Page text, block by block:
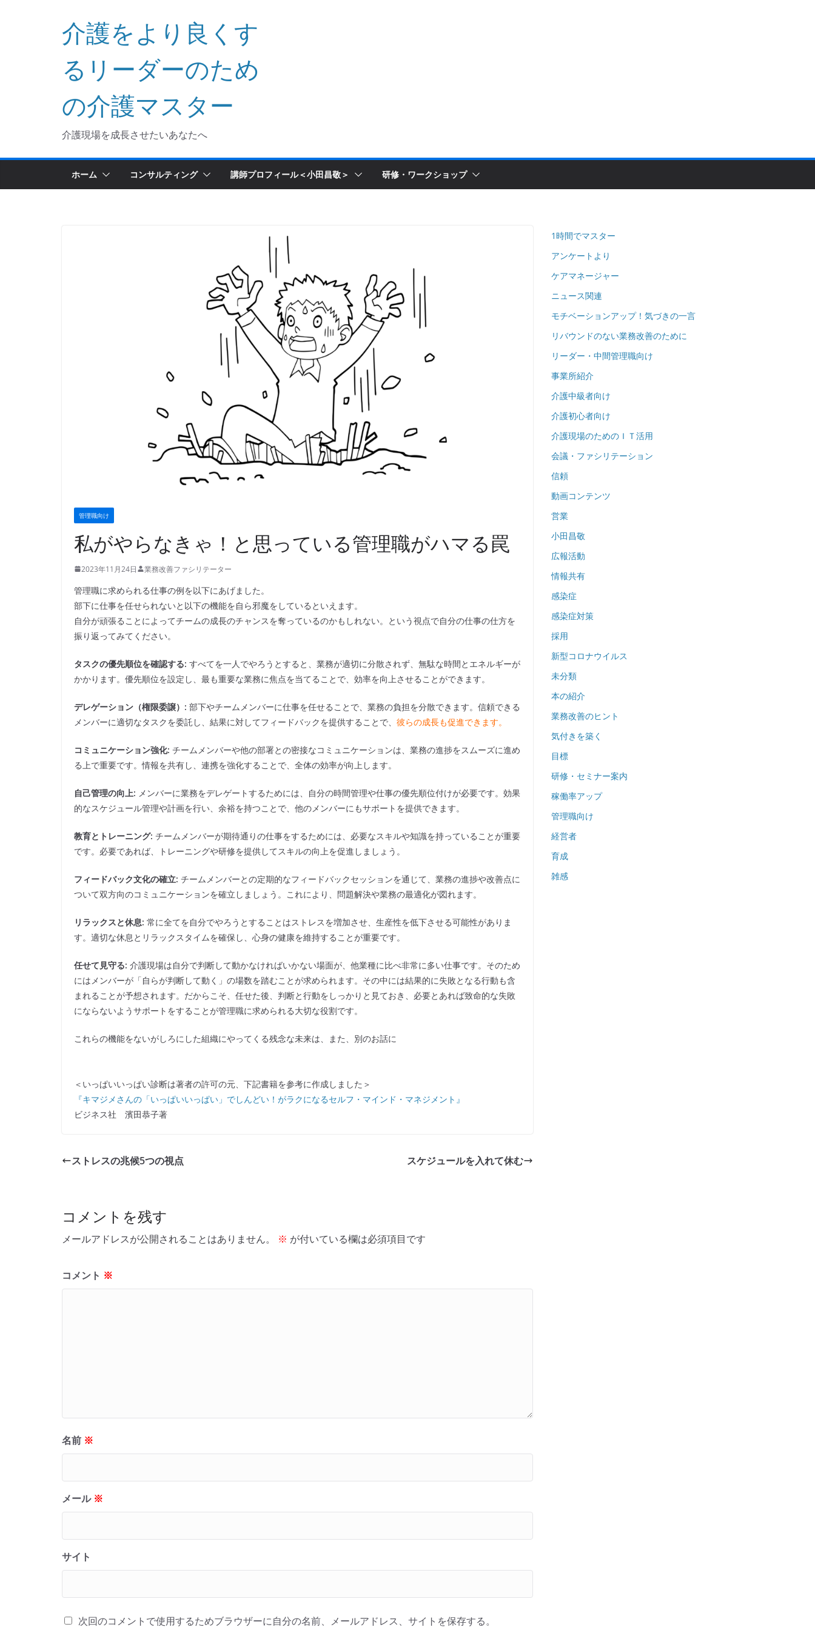
プ
介護をより良くす
るリーダーのため
の介護マスター
介護現場を成長させたいあなたへ
ホーム コンサルティング 講師プロフィール＜小田昌敬＞ 研修・ワークショップ
管理職向け
私がやらなきゃ！と思っている管理職がハマる罠
2023年11月24日 業務改善ファシリテーター
管理職に求められる仕事の例を以下にあげました。
部下に仕事を任せられないと以下の機能を自ら邪魔をしているといえます。
自分が頑張ることによってチームの成長のチャンスを奪っているのかもしれない。という視点で自分の仕事の仕方を
振り返ってみてください。
タスクの優先順位を確認する: すべてを一人でやろうとすると、業務が適切に分散されず、無駄な時間とエネルギーが
かかります。優先順位を設定し、最も重要な業務に焦点を当てることで、効率を向上させることができます。
デレゲーション（権限委譲）: 部下やチームメンバーに仕事を任せることで、業務の負担を分散できます。信頼できる
メンバーに適切なタスクを委託し、結果に対してフィードバックを提供することで、 彼らの成長も促進できます。
コミュニケーション強化: チームメンバーや他の部署との密接なコミュニケーションは、業務の進捗をスムーズに進め
る上で重要です。情報を共有し、連携を強化することで、全体の効率が向上します。
自己管理の向上: メンバーに業務をデレゲートするためには、自分の時間管理や仕事の優先順位付けが必要です。効果
的なスケジュール管理や計画を行い、余裕を持つことで、他のメンバーにもサポートを提供できます。
教育とトレーニング: チームメンバーが期待通りの仕事をするためには、必要なスキルや知識を持っていることが重要
です。必要であれば、トレーニングや研修を提供してスキルの向上を促進しましょう。
フィードバック文化の確立: チームメンバーとの定期的なフィードバックセッションを通じて、業務の進捗や改善点に
ついて双方向のコミュニケーションを確立しましょう。これにより、問題解決や業務の最適化が図れます。
リラックスと休息: 常に全てを自分でやろうとすることはストレスを増加させ、生産性を低下させる可能性がありま
す。適切な休息とリラックスタイムを確保し、心身の健康を維持することが重要です。
任せて見守る: 介護現場は自分で判断して動かなければいかない場面が、他業種に比べ非常に多い仕事です。そのため
にはメンバーが「自らが判断して動く」の場数を踏むことが求められます。その中には結果的に失敗となる行動も含
まれることが予想されます。だからこそ、任せた後、判断と行動をしっかりと見ておき、必要とあれば致命的な失敗
にならないようサポートをすることが管理職に求められる大切な役割です。
これらの機能をないがしろにした組織にやってくる残念な未来は、また、別のお話に
＜いっぱいいっぱい診断は著者の許可の元、下記書籍を参考に作成しました＞
『キマジメさんの「いっぱいいっぱい」でしんどい！がラクになるセルフ・マインド・マネジメント』
ビジネス社 濱田恭子著
ストレスの兆候5つの視点 スケジュールを入れて休む
コメントを残す
メールアドレスが公開されることはありません。 ※ が付いている欄は必須項目です
コメント ※
名前 ※
メール ※
サイト
次回のコメントで使用するためブラウザーに自分の名前、メールアドレス、サイトを保存する。
1時間でマスター
アンケートより
ケアマネージャー
ニュース関連
モチベーションアップ！気づきの一言
リバウンドのない業務改善のために
リーダー・中間管理職向け
事業所紹介
介護中級者向け
介護初心者向け
介護現場のためのＩＴ活用
会議・ファシリテーション
信頼
動画コンテンツ
営業
小田昌敬
広報活動
情報共有
感染症
感染症対策
採用
新型コロナウイルス
未分類
本の紹介
業務改善のヒント
気付きを築く
目標
研修・セミナー案内
稼働率アップ
管理職向け
経営者
育成
雑感